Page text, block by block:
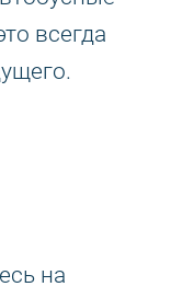
всегда
на